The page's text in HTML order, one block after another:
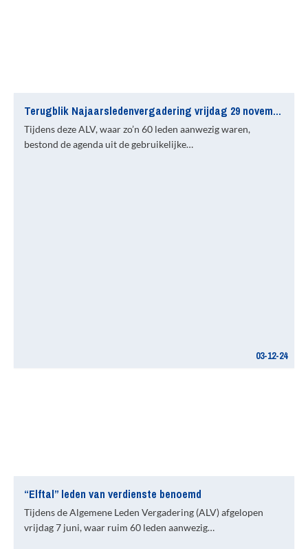
Terugblik Najaarsledenvergadering vrijdag 29 november jl.
Tijdens deze ALV, waar zo’n 60 leden aanwezig waren,
bestond de agenda uit de gebruikelijke…
03-12-24
“Elftal” leden van verdienste benoemd
Tijdens de Algemene Leden Vergadering (ALV) afgelopen
vrijdag 7 juni, waar ruim 60 leden aanwezig…